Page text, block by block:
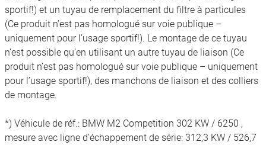
sportif!) et un tuyau de remplacement du filtre à particules
(Ce produit n’est pas homologué sur voie publique –
uniquement pour l’usage sportif!). Le montage de ce tuyau
n’est possible qu’en utilisant un autre tuyau de liaison (Ce
produit n’est pas homologué sur voie publique – uniquement
pour l’usage sportif!), des manchons de liaison et des colliers
de montage.
*) Véhicule de réf.: BMW M2 Competition 302 KW / 6250 ,
mesure avec ligne d’échappement de série: 312,3 KW / 526,7